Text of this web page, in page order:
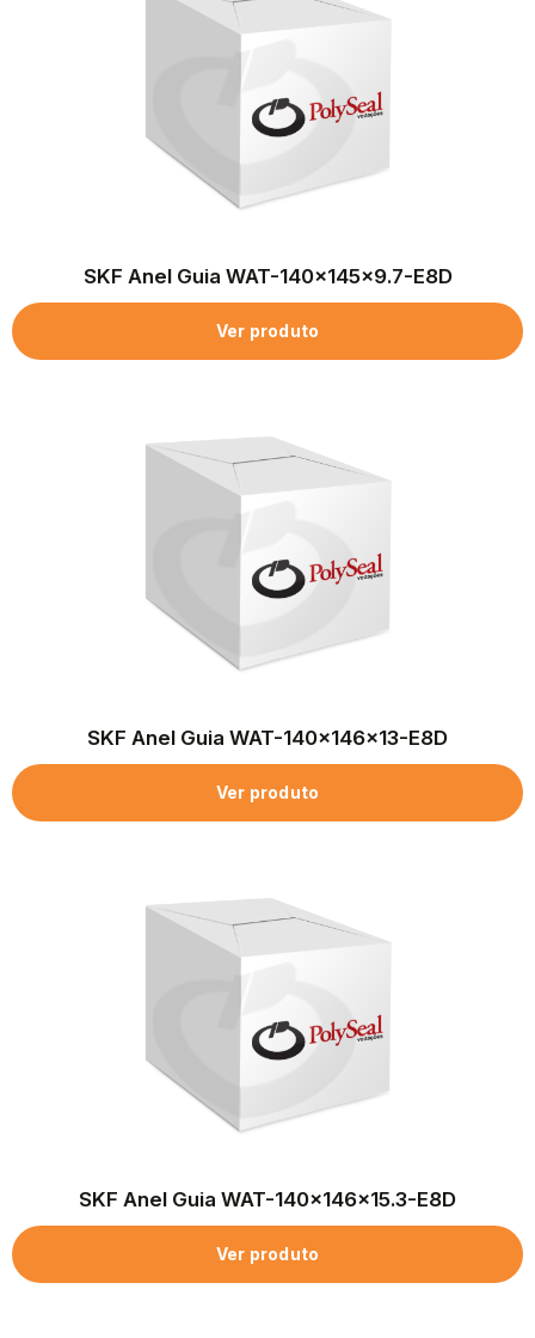
SKF Anel Guia WAT-140x145x9.7-E8D
Ver produto
SKF Anel Guia WAT-140x146x13-E8D
Ver produto
SKF Anel Guia WAT-140x146x15.3-E8D
Ver produto